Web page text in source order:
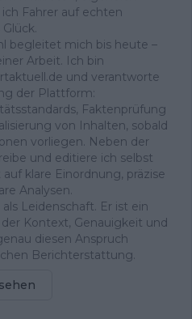
Fahrer auf echten
begleitet mich bis heute –
Arbeit. Ich bin
und verantworte
der Plattform:
Faktenprüfung
von Inhalten, sobald
vorliegen. Neben der
und editiere ich selbst
klare Einordnung, präzise
Analysen.
Leidenschaft. Er ist ein
Kontext, Genauigkeit und
diesen Anspruch
Berichterstattung.